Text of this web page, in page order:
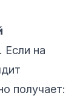
Если на
получает: